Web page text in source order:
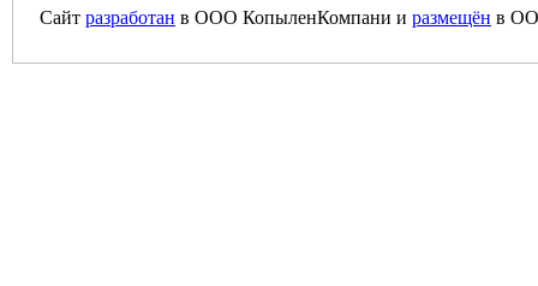
Сайт разработан в ООО КопыленКомпани и размещён в